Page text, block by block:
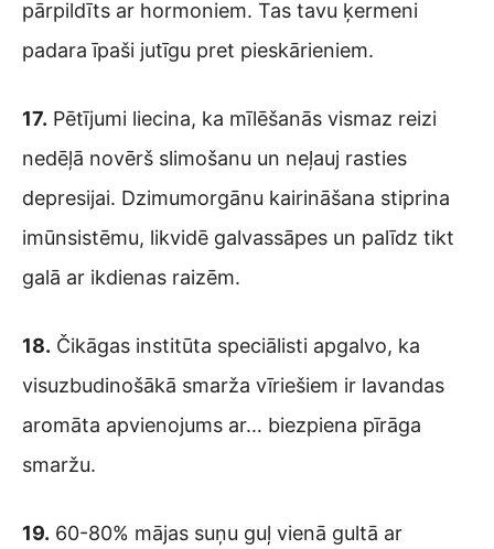
pārpildīts ar hormoniem. Tas tavu ķermeni
padara īpaši jutīgu pret pieskārieniem.
17. Pētījumi liecina, ka mīlēšanās vismaz reizi
nedēļā novērš slimošanu un neļauj rasties
depresijai. Dzimumorgānu kairināšana stiprina
imūnsistēmu, likvidē galvassāpes un palīdz tikt
galā ar ikdienas raizēm.
18. Čikāgas institūta speciālisti apgalvo, ka
visuzbudinošākā smarža vīriešiem ir lavandas
aromāta apvienojums ar… biezpiena pīrāga
smaržu.
19. 60-80% mājas suņu guļ vienā gultā ar